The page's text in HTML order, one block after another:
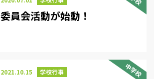
委員会活動が始動！
中学校
2021.10.15 学校行事